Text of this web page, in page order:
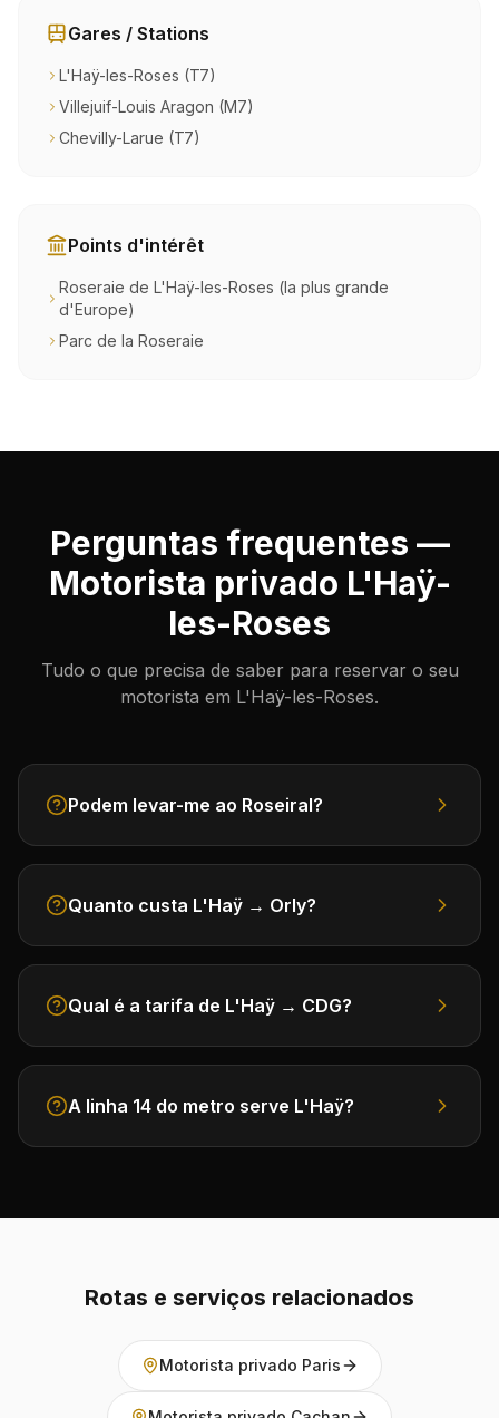
Gares / Stations
L'Haÿ-les-Roses (T7)
Villejuif-Louis Aragon (M7)
Chevilly-Larue (T7)
Points d'intérêt
Roseraie de L'Haÿ-les-Roses (la plus grande
d'Europe)
Parc de la Roseraie
Perguntas frequentes —
Motorista privado L'Haÿ-
les-Roses
Tudo o que precisa de saber para reservar o seu
motorista em L'Haÿ-les-Roses.
Podem levar-me ao Roseiral?
Quanto custa L'Haÿ → Orly?
Qual é a tarifa de L'Haÿ → CDG?
A linha 14 do metro serve L'Haÿ?
Rotas e serviços relacionados
Motorista privado Paris